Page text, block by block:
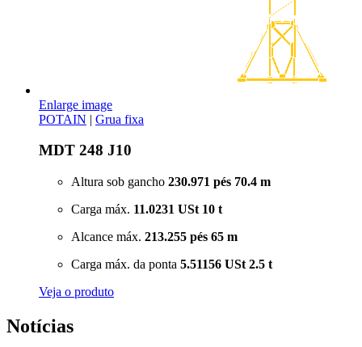
Enlarge image
POTAIN | Grua fixa
MDT 248 J10
Altura sob gancho 230.971 pés 70.4 m
Carga máx. 11.0231 USt 10 t
Alcance máx. 213.255 pés 65 m
Carga máx. da ponta 5.51156 USt 2.5 t
Veja o produto
Notícias